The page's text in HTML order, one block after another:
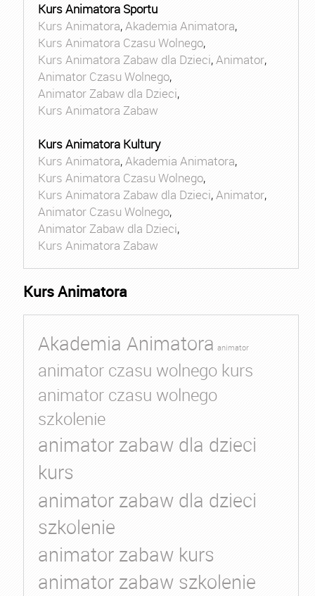
Kurs Animatora Sportu
Kurs Animatora,Akademia Animatora,
Kurs Animatora Czasu Wolnego,
Kurs Animatora Zabaw dla Dzieci,Animator,
Animator Czasu Wolnego,
Animator Zabaw dla Dzieci,
Kurs Animatora Zabaw
Kurs Animatora Kultury
Kurs Animatora,Akademia Animatora,
Kurs Animatora Czasu Wolnego,
Kurs Animatora Zabaw dla Dzieci,Animator,
Animator Czasu Wolnego,
Animator Zabaw dla Dzieci,
Kurs Animatora Zabaw
Kurs Animatora
Akademia Animatora animator
animator czasu wolnego kurs
animator czasu wolnego
szkolenie
animator zabaw dla dzieci
kurs
animator zabaw dla dzieci
szkolenie
animator zabaw kurs
animator zabaw szkolenie